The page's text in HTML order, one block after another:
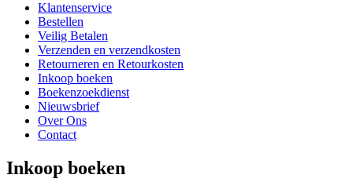
Klantenservice
Bestellen
Veilig Betalen
Verzenden en verzendkosten
Retourneren en Retourkosten
Inkoop boeken
Boekenzoekdienst
Nieuwsbrief
Over Ons
Contact
Inkoop boeken